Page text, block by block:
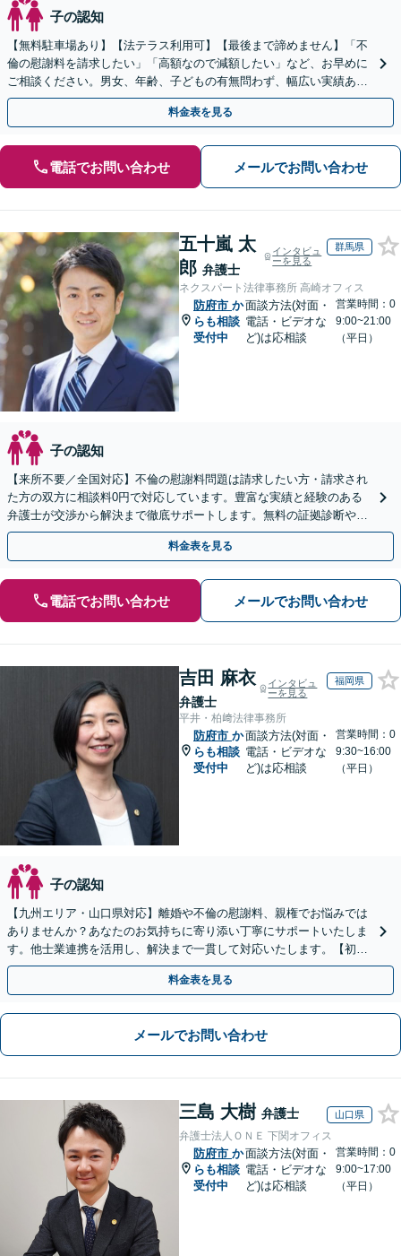
子の認知
【無料駐車場あり】【法テラス利用可】【最後まで諦めません】「不
倫の慰謝料を請求したい」「高額なので減額したい」など、お早めに
ご相談ください。男女、年齢、子どもの有無問わず、幅広い実績あ
り。当日相談も可能な限り対応【子連れ相談可】【秘密厳守】
料金表を見る
電話でお問い合わせ メールでお問い合わせ
五十嵐 太
郎 弁護士
インタビュ
ーを見る
群馬県
ネクスパート法律事務所 高崎オフィス
防府市 か
らも相談
受付中
面談方法(対面・
電話・ビデオな
ど)は応相談
営業時間：0
9:00~21:00
（平日）
子の認知
【来所不要／全国対応】不倫の慰謝料問題は請求したい方・請求され
た方の双方に相談料0円で対応しています。豊富な実績と経験のある
弁護士が交渉から解決まで徹底サポートします。無料の証拠診断や着
手金の返還保証もありますので安心してご相談ください。
料金表を見る
電話でお問い合わせ メールでお問い合わせ
吉田 麻衣
弁護士
インタビュ
ーを見る
福岡県
平井・柏﨑法律事務所
防府市 か
らも相談
受付中
面談方法(対面・
電話・ビデオな
ど)は応相談
営業時間：0
9:30~16:00
（平日）
子の認知
【九州エリア・山口県対応】離婚や不倫の慰謝料、親権でお悩みでは
ありませんか？あなたのお気持ちに寄り添い丁寧にサポートいたしま
す。他士業連携を活用し、解決まで一貫して対応いたします。【初回
相談60分無料】
料金表を見る
メールでお問い合わせ
三島 大樹 弁護士 山口県
弁護士法人ＯＮＥ 下関オフィス
防府市 か
らも相談
受付中
面談方法(対面・
電話・ビデオな
ど)は応相談
営業時間：0
9:00~17:00
（平日）